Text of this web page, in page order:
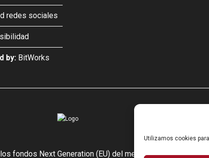
Utilizamos cookies
redes sociales
by: BitWorks
fondos Next Generation (EU) del mecanismo de